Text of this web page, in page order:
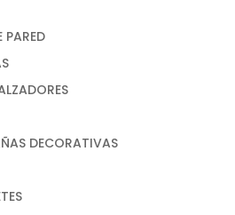
PARED
DECORATIVAS